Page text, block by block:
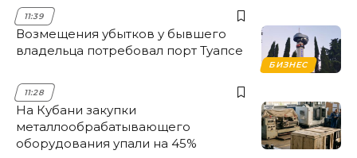
11:39
БИЗНЕС
Возмещения убытков у бывшего
владельца потребовал порт Туапсе
11:28
На Кубани закупки
металлообрабатывающего
оборудования упали на 45%